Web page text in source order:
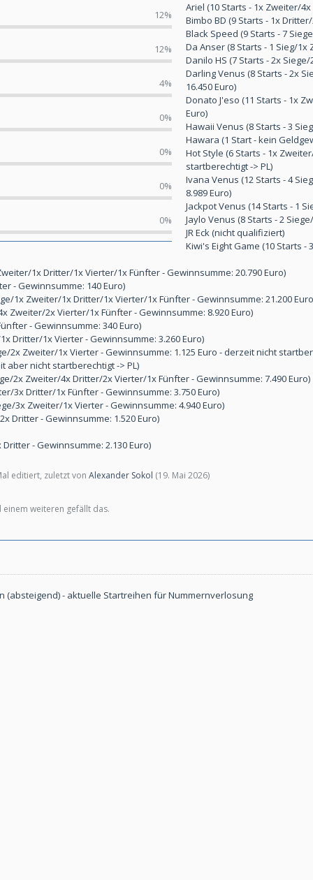
12%
12%
4%
0%
0%
0%
0%
Ariel (10 Starts - 1x Zweiter/
Bimbo BD (9 Starts - 1x
Black Speed (9 Starts - 7
Da Anser (8 Starts - 1 Sieg/
Danilo HS (7 Starts - 2x
Darling Venus (8 Starts - 2x
16.450 Euro)
Donato J'eso (11 Starts - 1x
Euro)
Hawaii Venus (8 Starts - 3
Hawara (1 Start - kein
Hot Style (6 Starts - 1x
startberechtigt -> PL)
Ivana Venus (12 Starts - 4
8.989 Euro)
Jackpot Venus (14 Starts - 1
Jaylo Venus (8 Starts - 2
JR Eck (nicht qualifiziert)
Kiwi's Eight Game (10 Starts
1x Dritter/1x Vierter/1x Fünfter - Gewinnsumme: 20.790 Euro)
- Gewinnsumme: 140 Euro)
1x Zweiter/1x Dritter/1x Vierter/1x Fünfter - Gewinnsumme: 21.200
Zweiter/2x Vierter/1x Fünfter - Gewinnsumme: 8.920 Euro)
- Gewinnsumme: 340 Euro)
Dritter/1x Vierter - Gewinnsumme: 3.260 Euro)
2x Zweiter/1x Vierter - Gewinnsumme: 1.125 Euro - derzeit nicht
aber nicht startberechtigt -> PL)
2x Zweiter/4x Dritter/2x Vierter/1x Fünfter - Gewinnsumme: 7.490 Euro)
3x Dritter/1x Fünfter - Gewinnsumme: 3.750 Euro)
3x Zweiter/1x Vierter - Gewinnsumme: 4.940 Euro)
Dritter - Gewinnsumme: 1.520 Euro)
- Gewinnsumme: 2.130 Euro)
editiert, zuletzt von Alexander Sokol (19. Mai 2026)
weiteren gefällt das.
(absteigend) - aktuelle Startreihen für Nummernverlosung